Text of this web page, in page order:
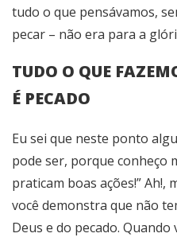
tudo o que pensávamos,
pecar – não era para a
TUDO O QUE
É PECADO
Eu sei que neste ponto
pode ser, porque conheço
praticam boas ações!” Ah!,
você demonstra que não
Deus e do pecado.